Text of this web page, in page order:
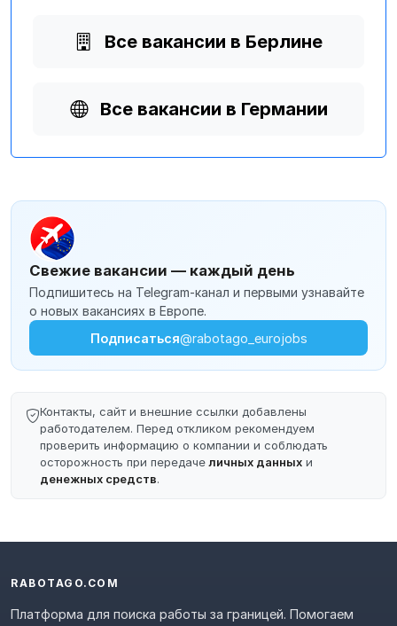
Все вакансии в Берлине
Все вакансии в Германии
Свежие вакансии — каждый день
Подпишитесь на Telegram-канал и первыми узнавайте
о новых вакансиях в Европе.
Подписаться@rabotago_eurojobs
Контакты, сайт и внешние ссылки добавлены
работодателем. Перед откликом рекомендуем
проверить информацию о компании и соблюдать
осторожность при передачеличных данных и
денежных средств.
RABOTAGO.COM
Платформа для поиска работы за границей. Помогаем